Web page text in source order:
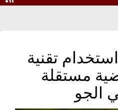
تقنية
مستقلة
الجو